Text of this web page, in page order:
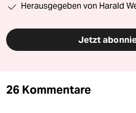
Herausgegeben von Harald
Jetzt
26 Kommentare